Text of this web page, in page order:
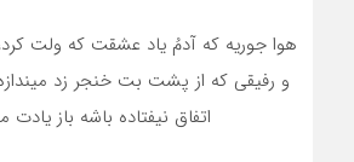
هوا جوریه که آدمُ یاد عشقت که ولت
و رفیقی که از پشت بت خنجر زد
اتفاق نیفتاده باشه باز یادت